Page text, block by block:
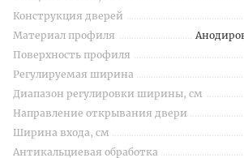
Конструкция дверей
Материал профиля
Поверхность профиля
Регулируемая ширина
Диапазон регулировки ширины, см
Направление открывания двери
Ширина входа, см
Антикальциевая обработка